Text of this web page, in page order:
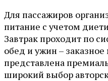
Для пассажиров
питание с учетом
Завтрак проходит по
обед и ужин –
представлена
широкий выбор